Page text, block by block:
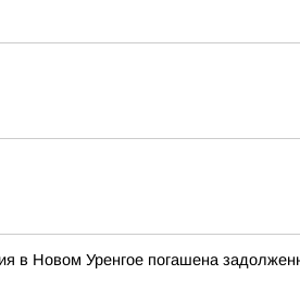
в Новом Уренгое погашена